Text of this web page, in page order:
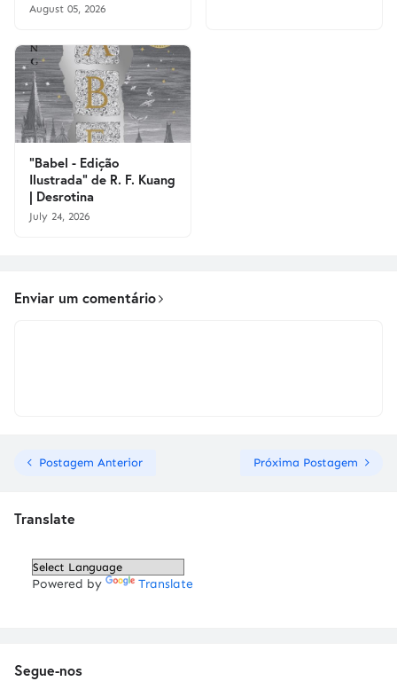
August 05, 2026
"Babel - Edição
Ilustrada" de R. F. Kuang
| Desrotina
July 24, 2026
Enviar um comentário
Postagem Anterior Próxima Postagem
Translate
Powered by Translate
Segue-nos